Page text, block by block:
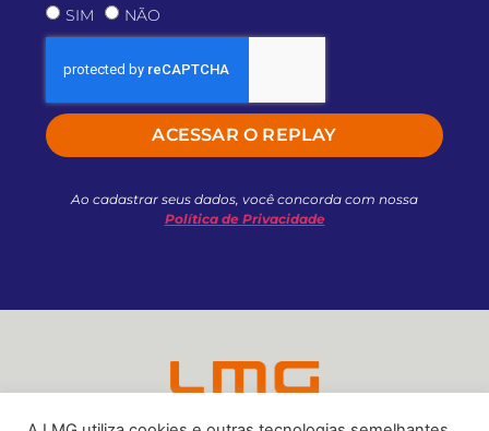
SIM
NÃO
ACESSAR O REPLAY
Ao cadastrar seus dados, você concorda com nossa
Política de Privacidade